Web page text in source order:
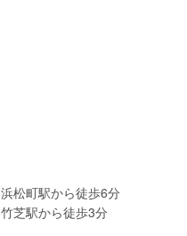
浜松町駅から徒歩6分
竹芝駅から徒歩3分